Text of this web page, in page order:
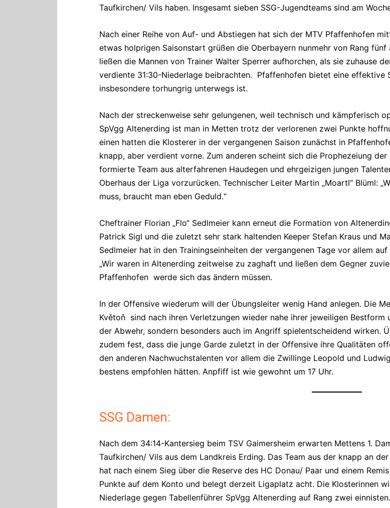
Taufkirchen/ Vils haben. Insgesamt sieben SSG-Jugendteams sind am
Nach einer Reihe von Auf- und Abstiegen hat sich der MTV Pfaffenhofen
etwas holprigen Saisonstart grüßen die Oberbayern nunmehr von Rang
ließen die Mannen von Trainer Walter Sperrer aufhorchen, als sie zuhause
verdiente 31:30-Niederlage beibrachten. Pfaffenhofen bietet eine effektive
insbesondere torhungrig unterwegs ist.
Nach der streckenweise sehr gelungenen, weil technisch und kämpferisch
SpVgg Altenerding ist man in Metten trotz der verlorenen zwei Punkte
einen hatten die Klosterer in der vergangenen Saison zunächst in
knapp, aber verdient vorne. Zum anderen scheint sich die Prophezeiung
formierte Team aus alterfahrenen Haudegen und ehrgeizigen jungen
Oberhaus der Liga vorzurücken. Technischer Leiter Martin „Moartl“ Blüml:
muss, braucht man eben Geduld.“
Cheftrainer Florian „Flo“ Sedlmeier kann erneut die Formation von
Patrick Sigl und die zuletzt sehr stark haltenden Keeper Stefan Kraus und
Sedlmeier hat in den Trainingseinheiten der vergangenen Tage vor allem
„Wir waren in Altenerding zeitweise zu zaghaft und ließen dem Gegner
Pfaffenhofen werde sich das ändern müssen.
In der Offensive wiederum will der Übungsleiter wenig Hand anlegen. Die
Květoň sind nach ihren Verletzungen wieder nahe ihrer jeweiligen
der Abwehr, sondern besonders auch im Angriff spielentscheidend wirken.
zudem fest, dass die junge Garde zuletzt in der Offensive ihre Qualitäten
den anderen Nachwuchstalenten vor allem die Zwillinge Leopold und
bestens empfohlen hätten. Anpfiff ist wie gewohnt um 17 Uhr.
SSG Damen:
Nach dem 34:14-Kantersieg beim TSV Gaimersheim erwarten Mettens 1.
Taufkirchen/ Vils aus dem Landkreis Erding. Das Team aus der knapp an
hat nach einem Sieg über die Reserve des HC Donau/ Paar und einem
Punkte auf dem Konto und belegt derzeit Ligaplatz acht. Die Klosterinnen
Niederlage gegen Tabellenführer SpVgg Altenerding auf Rang zwei einnisten.